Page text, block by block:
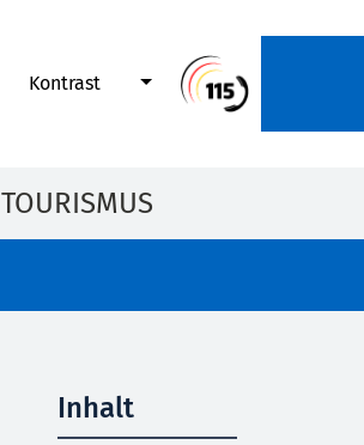
Kontrast
TOURISMUS
Inhalt